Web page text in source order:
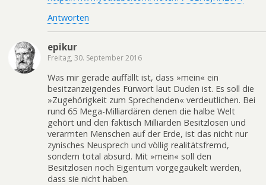
Antworten
epikur
Freitag, 30. September 2016
Was mir gerade auffällt ist, dass »mein« ein
besitzanzeigendes Fürwort laut Duden ist. Es soll die
»Zugehörigkeit zum Sprechenden« verdeutlichen. Bei
rund 65 Mega-Milliardären denen die halbe Welt
gehört und den faktisch Milliarden Besitzlosen und
verarmten Menschen auf der Erde, ist das nicht nur
zynisches Neusprech und völlig realitätsfremd,
sondern total absurd. Mit »mein« soll den
Besitzlosen noch Eigentum vorgegaukelt werden,
dass sie nicht haben.